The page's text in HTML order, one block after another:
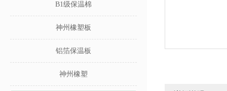
B1级保温棉
神州橡塑板
铝箔保温板
神州橡塑